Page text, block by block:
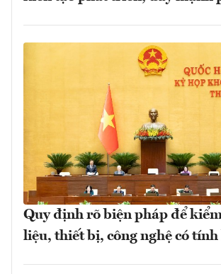
Quy định rõ biện pháp để
liệu, thiết bị, công nghệ có